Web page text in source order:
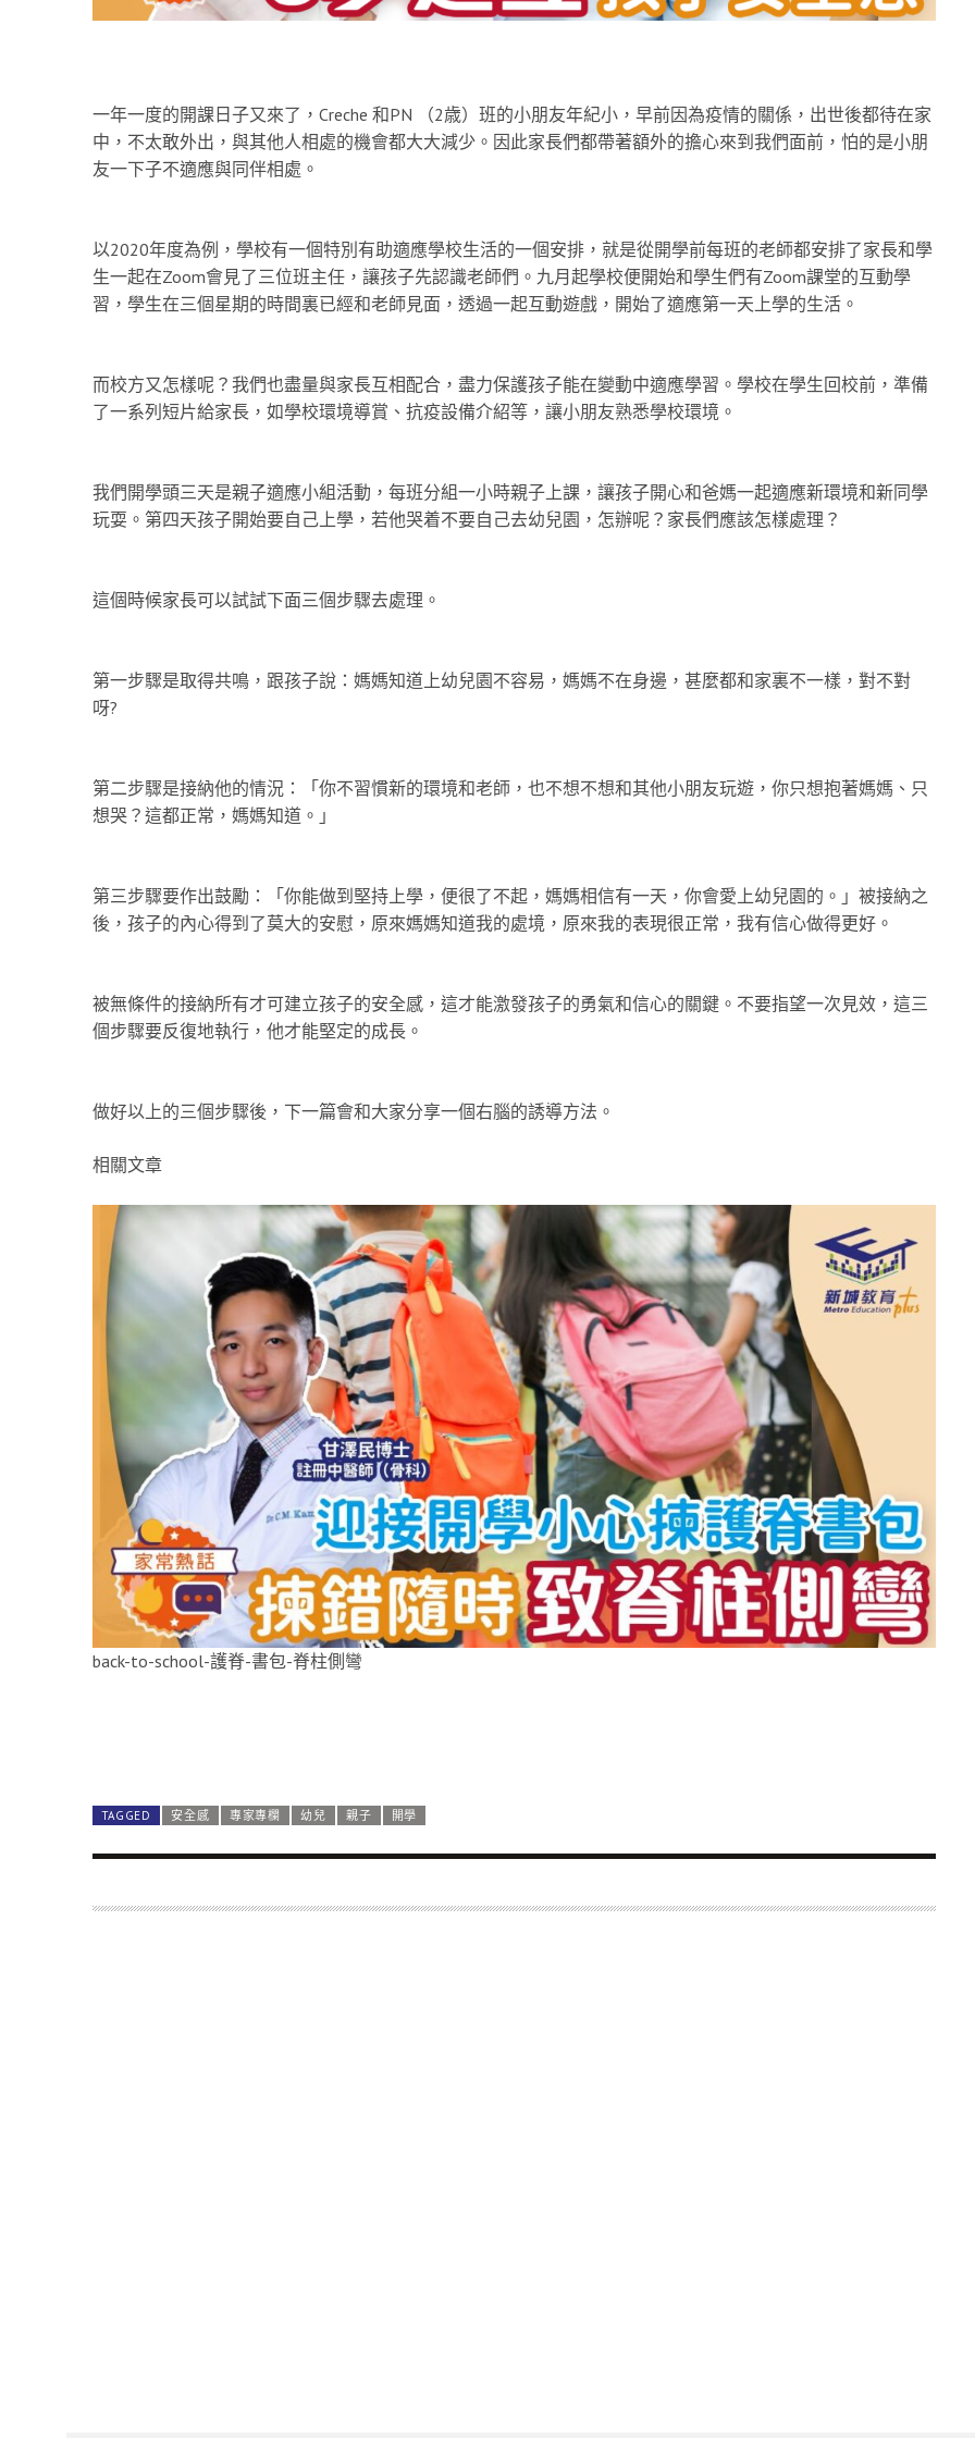
一年一度的開課日子又來了，Creche 和PN （2歳）班的小朋友年紀小，早前因為疫情的關係，出世後都待在家
中，不太敢外出，與其他人相處的機會都大大減少。因此家長們都帶著額外的擔心來到我們面前，怕的是小朋
友一下子不適應與同伴相處。
以2020年度為例，學校有一個特別有助適應學校生活的一個安排，就是從開學前每班的老師都安排了家長和學
生一起在Zoom會見了三位班主任，讓孩子先認識老師們。九月起學校便開始和學生們有Zoom課堂的互動學
習，學生在三個星期的時間裏已經和老師見面，透過一起互動遊戲，開始了適應第一天上學的生活。
而校方又怎樣呢？我們也盡量與家長互相配合，盡力保護孩子能在變動中適應學習。學校在學生回校前，準備
了一系列短片給家長，如學校環境導賞、抗疫設備介紹等，讓小朋友熟悉學校環境。
我們開學頭三天是親子適應小組活動，每班分組一小時親子上課，讓孩子開心和爸媽一起適應新環境和新同學
玩耍。第四天孩子開始要自己上學，若他哭着不要自己去幼兒園，怎辦呢？家長們應該怎樣處理？
這個時候家長可以試試下面三個步驟去處理。
第一步驟是取得共鳴，跟孩子說：媽媽知道上幼兒園不容易，媽媽不在身邊，甚麼都和家裏不一樣，對不對
呀?
第二步驟是接納他的情況：「你不習慣新的環境和老師，也不想不想和其他小朋友玩遊，你只想抱著媽媽、只
想哭？這都正常，媽媽知道。」
第三步驟要作出鼓勵：「你能做到堅持上學，便很了不起，媽媽相信有一天，你會愛上幼兒園的。」被接納之
後，孩子的內心得到了莫大的安慰，原來媽媽知道我的處境，原來我的表現很正常，我有信心做得更好。
被無條件的接納所有才可建立孩子的安全感，這才能激發孩子的勇氣和信心的關鍵。不要指望一次見效，這三
個步驟要反復地執行，他才能堅定的成長。
做好以上的三個步驟後，下一篇會和大家分享一個右腦的誘導方法。
相關文章
back-to-school-護脊-書包-脊柱側彎
TAGGED 安全感 專家專欄 幼兒 親子 開學